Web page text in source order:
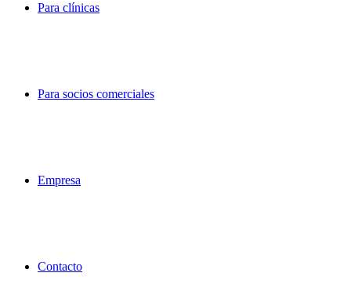
Para clínicas
Para socios comerciales
Empresa
Contacto